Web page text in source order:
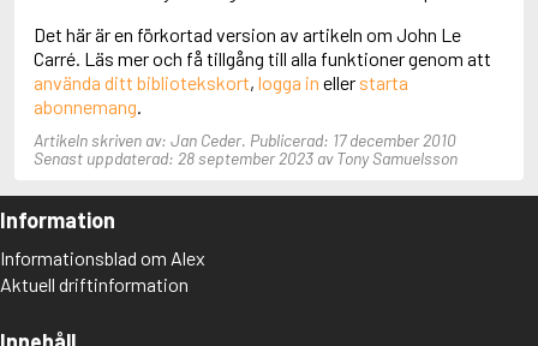
Det här är en förkortad version av artikeln om John Le
Carré. Läs mer och få tillgång till alla funktioner genom att
använda ditt bibliotekskort, logga in eller starta
abonnemang
Artikeln skriven av: Jan Ceder. Publicerad: 17 december 2010
Senast uppdaterad: 28 september 2023 av Tony Samuelsson
Information
Informationsblad om Alex
Aktuell driftinformation